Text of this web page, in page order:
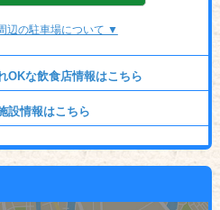
辺の駐車場について ▼
OKな飲食店情報はこちら
設情報はこちら